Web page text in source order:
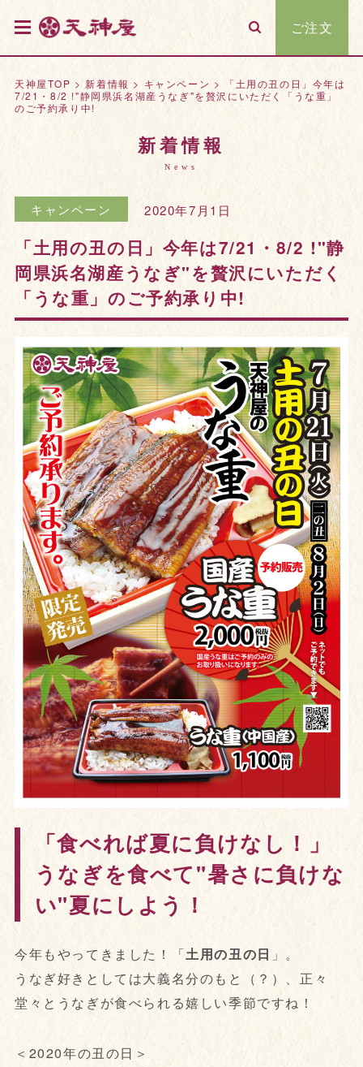
ご注文
天神屋TOP >新着情報 > キャンペーン >
「土用の丑の日」今年は
7/21・8/2 !"静岡県浜名湖産うなぎ"を贅沢にいただく「うな重」
のご予約承り中!
新着情報
News
キャンペーン 2020年7月1日
「土用の丑の日」今年は7/21・8/2 !"静
岡県浜名湖産うなぎ"を贅沢にいただく
「うな重」のご予約承り中!
「食べれば夏に負けなし！」
うなぎを食べて"暑さに負けな
い"夏にしよう！
今年もやってきました！「土用の丑の日 」。
うなぎ好きとしては大義名分のもと（？）、正々
堂々とうなぎが食べられる嬉しい季節ですね！
＜2020年の丑の日＞